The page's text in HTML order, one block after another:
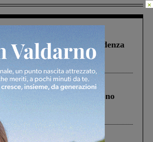
finanziata oltre la scadenza
di Fratelli d’Italia: “Un
al Governo”
2026
strage in A1 in cui morirono
e Franco. Lo schianto, il
ai sorpassi fra tir....
2026
×